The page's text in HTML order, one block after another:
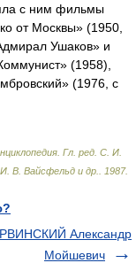
с ним фильмы
от Москвы» (1950,
Ушаков» и
(1958),
(1976, с
Гл. ред. С. И.
В. Вайсфельд и др.
1987.
Александр
Мойшевич